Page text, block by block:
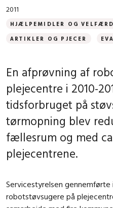
2011
HJÆLPEMIDLER OG
ARTIKLER OG PJECER
En afprøvning af
plejecentre i 2010-
tidsforbruget på
tørmopning blev
fællesrum og med
plejecentrene.
Servicestyrelsen gennemførte
robotstøvsugere på